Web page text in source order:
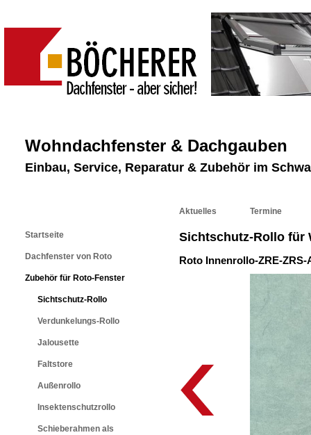
Wohndachfenster & Dachgauben
Einbau, Service, Reparatur & Zubehör im
Startseite
Dachfenster von Roto
Zubehör für Roto-Fenster
Sichtschutz-Rollo
Verdunkelungs-Rollo
Jalousette
Faltstore
Außenrollo
Insektenschutzrollo
Schieberahmen als
Aktuelles Termine
Sichtschutz-Rollo für
Roto Innenrollo-ZRE-ZRS-